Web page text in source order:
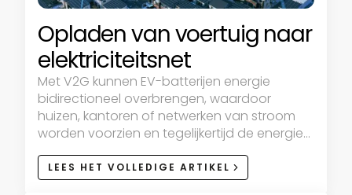
Opladen van voertuig naar
elektriciteitsnet
Met V2G kunnen EV-batterijen energie
bidirectioneel overbrengen, waardoor
huizen, kantoren of netwerken van stroom
worden voorzien en tegelijkertijd de energie-
efficiëntie wordt ondersteund.
LEES HET VOLLEDIGE ARTIKEL